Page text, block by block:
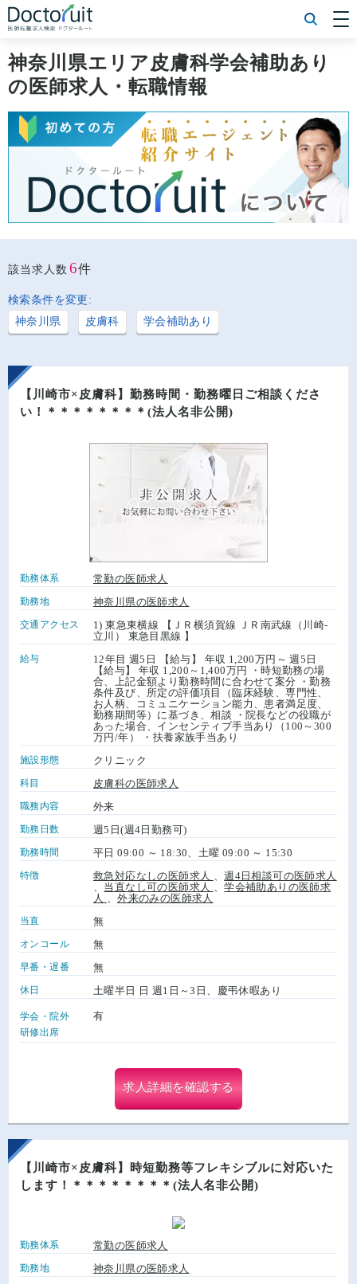
[常勤] 科目から探す
[常勤] 特徴から探す
[非常勤] エリアから探す
[非常勤] 科目から探す
Doctoruit医師転職特集
Doctoruitについて
運営者情報
プライバシーポリシー
神奈川県エリア皮膚科学会補助あり
の医師求人・転職情報
該当求人数 6件
検索条件を変更:
神奈川県
皮膚科 学会補助あり
【川崎市×皮膚科】勤務時間・勤務曜日ご相談くださ
い！＊＊＊＊＊＊＊＊(法人名非公開)
勤務体系 常勤の医師求人
勤務地 神奈川県の医師求人
交通アクセス
1) 東急東横線 【ＪＲ横須賀線 ＪＲ南武線（川崎-
立川） 東急目黒線 】
給与
12年目 週5日 【給与】 年収 1,200万円～ 週5日
【給与】 年収 1,200～1,400万円 ・時短勤務の場
合、上記金額より勤務時間に合わせて案分 ・勤務
条件及び、所定の評価項目（臨床経験、専門性、
お人柄、コミュニケーション能力、患者満足度、
勤務期間等）に基づき、相談 ・院長などの役職が
あった場合、インセンティブ手当あり（100～300
万円/年） ・扶養家族手当あり
施設形態 クリニック
科目 皮膚科の医師求人
職務内容 外来
勤務日数 週5日(週4日勤務可)
勤務時間 平日 09:00 ～ 18:30、土曜 09:00 ～ 15:30
特徴 救急対応なしの医師求人 、週4日相談可の医師求人
当直なし可の医師求人 、学会補助ありの医師求
人
、外来のみの医師求人
当直 無
オンコール 無
早番・遅番 無
休日 土曜半日 日 週1日～3日、慶弔休暇あり
学会・院外
研修出席
有
求人詳細を確認する
【川崎市×皮膚科】時短勤務等フレキシブルに対応いた
します！＊＊＊＊＊＊＊＊(法人名非公開)
勤務体系 常勤の医師求人
勤務地 神奈川県の医師求人